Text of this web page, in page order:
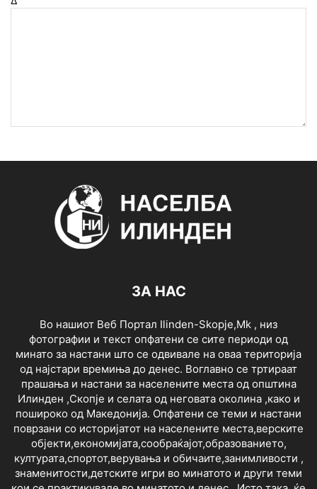
ЗА НАС
Во нашиот Веб Портал Ilinden-Skopje,Mk , низ
фотографии и текст опфатени се сите периоди од
минато за настани што се одвивале на оваа територија
од најстари времиња до денес. Воглавно се тртираат
прашања и настани за населените места од општина
Илинден ,Скопје и селата од неговата околина ,како и
пошироко од Македонија. Опфатени се теми и настани
поврзани со историјатот на населените места,верските
објекти,економијата,сообраќајот,образованието,
културата,спортот,верувања и обичаите,занимливости ,
знаменитости,детските игри во минатото и други теми